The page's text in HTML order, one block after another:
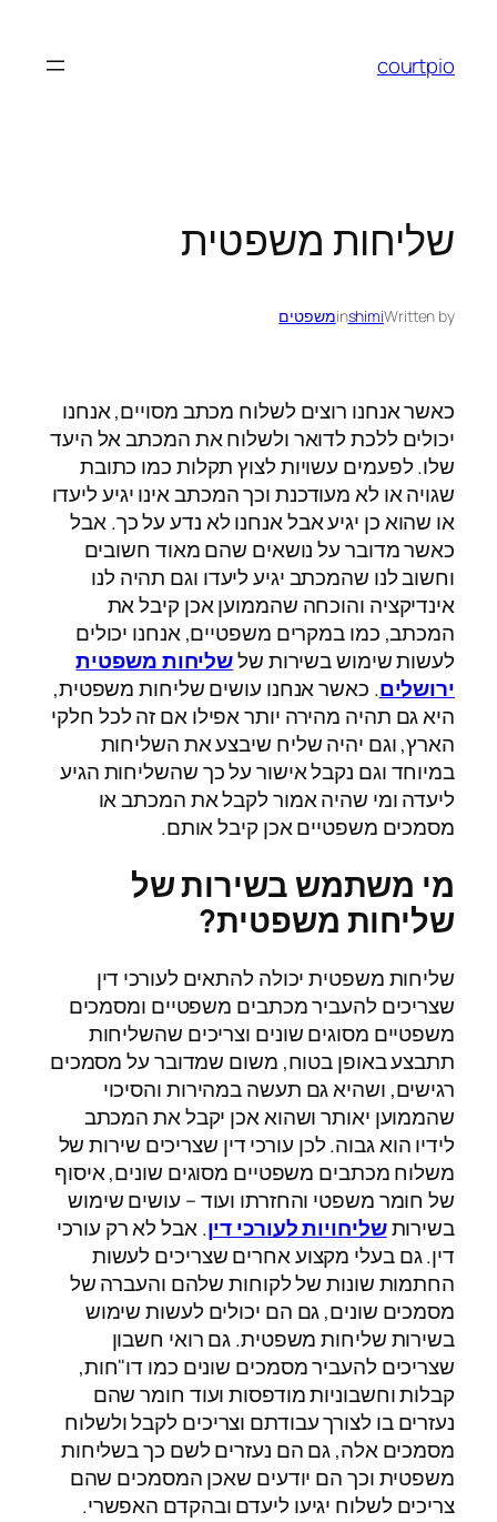
courtpio
שליחות משפטית
Written by
shimi
inמשפטים
כאשר אנחנו רוצים לשלוח מכתב מסויים, אנחנו
יכולים ללכת לדואר ולשלוח את המכתב אל היעד
שלו. לפעמים עשויות לצוץ תקלות כמו כתובת
שגויה או לא מעודכנת וכך המכתב אינו יגיע ליעדו
או שהוא כן יגיע אבל אנחנו לא נדע על כך. אבל
כאשר מדובר על נושאים שהם מאוד חשובים
וחשוב לנו שהמכתב יגיע ליעדו וגם תהיה לנו
אינדיקציה והוכחה שהממוען אכן קיבל את
המכתב, כמו במקרים משפטיים, אנחנו יכולים
לעשות שימוש בשירות שלשליחות משפטית
ירושלים. כאשר אנחנו עושים שליחות משפטית,
היא גם תהיה מהירה יותר אפילו אם זה לכל חלקי
הארץ, וגם יהיה שליח שיבצע את השליחות
במיוחד וגם נקבל אישור על כך שהשליחות הגיע
ליעדה ומי שהיה אמור לקבל את המכתב או
מסמכים משפטיים אכן קיבל אותם.
מי משתמש בשירות של
שליחות משפטית?
שליחות משפטית יכולה להתאים לעורכי דין
שצריכים להעביר מכתבים משפטיים ומסמכים
משפטיים מסוגים שונים וצריכים שהשליחות
תתבצע באופן בטוח, משום שמדובר על מסמכים
רגישים, ושהיא גם תעשה במהירות והסיכוי
שהממוען יאותר ושהוא אכן יקבל את המכתב
לידיו הוא גבוה. לכן עורכי דין שצריכים שירות של
משלוח מכתבים משפטיים מסוגים שונים, איסוף
של חומר משפטי והחזרתו ועוד – עושים שימוש
בשירותשליחויות לעורכי דין. אבל לא רק עורכי
דין. גם בעלי מקצוע אחרים שצריכים לעשות
החתמות שונות של לקוחות שלהם והעברה של
מסמכים שונים, גם הם יכולים לעשות שימוש
בשירות שליחות משפטית. גם רואי חשבון
שצריכים להעביר מסמכים שונים כמו דו"חות,
קבלות וחשבוניות מודפסות ועוד חומר שהם
נעזרים בו לצורך עבודתם וצריכים לקבל ולשלוח
מסמכים אלה, גם הם נעזרים לשם כך בשליחות
משפטית וכך הם יודעים שאכן המסמכים שהם
צריכים לשלוח יגיעו ליעדם ובהקדם האפשרי.